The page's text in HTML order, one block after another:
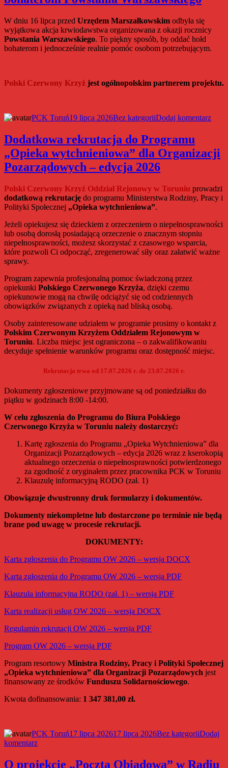
ludności
z
wykorzystaniem
syren
alarmowych
W dniu 16 lipca przed Urzędem Marszałkowskim odbyła się
wyjątkowa akcja krwiodawstwa organizowana z okazji rocznicy
Powstania Warszawskiego. To piękny sposób, by oddać hołd
bohaterom i jednocześnie realnie pomóc osobom potrzebującym.
Polski Czerwony Krzyż jest ogólnopolskim partnerem projektu.
Autor
PCK ToruńData
19 lipca 2026Kategorie
Bez kategoriiDodaj komentarzdo
Dodatkowa rekrutacja do Programu
„Opieka wytchnieniowa” dla Organizacji
Pozarządowych – edycja 2026
Polski Czerwony Krzyż Oddział Rejonowy w Toruniu prowadzi
dodatkową rekrutację do programu Ministerstwa Rodziny, Pracy i
Polityki Społecznej „Opieka wytchnieniowa”.
Jeżeli opiekujesz się dzieckiem z orzeczeniem o niepełnosprawności
lub osobą dorosłą posiadającą orzeczenie o znacznym stopniu
niepełnosprawności, możesz skorzystać z czasowego wsparcia,
które pozwoli Ci odpocząć, zregenerować siły oraz załatwić ważne
sprawy.
Program zapewnia profesjonalną pomoc świadczoną przez
opiekunki Polskiego Czerwonego Krzyża, dzięki czemu
opiekunowie mogą na chwilę odciążyć się od codziennych
obowiązków związanych z opieką nad bliską osobą.
Osoby zainteresowane udziałem w programie prosimy o kontakt z
Polskim Czerwonym Krzyżem Oddziałem Rejonowym w
Toruniu. Liczba miejsc jest ograniczona – o zakwalifikowaniu
decyduje spełnienie warunków programu oraz dostępność miejsc.
Rekrutacja trwa od 17.07.2026 r. do 23.07.2026 r.
Dokumenty zgłoszeniowe przyjmowane są od poniedziałku do
piątku w godzinach 8:00 -14:00.
W celu zgłoszenia do Programu do Biura Polskiego
Czerwonego Krzyża w Toruniu należy dostarczyć:
Kartę zgłoszenia do Programu „Opieka Wytchnieniowa” dla
Organizacji Pozarządowych – edycja 2026 wraz z kserokopią
aktualnego orzeczenia o niepełnosprawności potwierdzonego
za zgodność z oryginałem przez pracownika PCK w Toruniu
Klauzulę informacyjną RODO (zał. 1)
Obowiązuje dwustronny druk formularzy i dokumentów.
Dokumenty niekompletne lub dostarczone po terminie nie będą
brane pod uwagę w procesie rekrutacji.
DOKUMENTY:
Karta zgłoszenia do Programu OW 2026 – wersja DOCX
Karta zgłoszenia do Programu OW 2026 – wersja PDF
Klauzula informacyjna RODO (zał. 1) – wersja PDF
Karta realizacji usług OW 2026 – wersja DOCX
Regulamin rekrutacji OW 2026 – wersja PDF
Program OW 2026 – wersja PDF
Program resortowy Ministra Rodziny, Pracy i Polityki Społecznej
„Opieka wytchnieniowa” dla Organizacji Pozarządowych jest
finansowany ze środków Funduszu Solidarnościowego.
Kwota dofinansowania: 1 347 381,00 zł.
Autor
PCK ToruńData
17 lipca 202617 lipca 2026Kategorie
Bez kategoriiDodaj
komentarzdo
rekrutacja
O projekcie „Poczta Obiadowa” w Radiu